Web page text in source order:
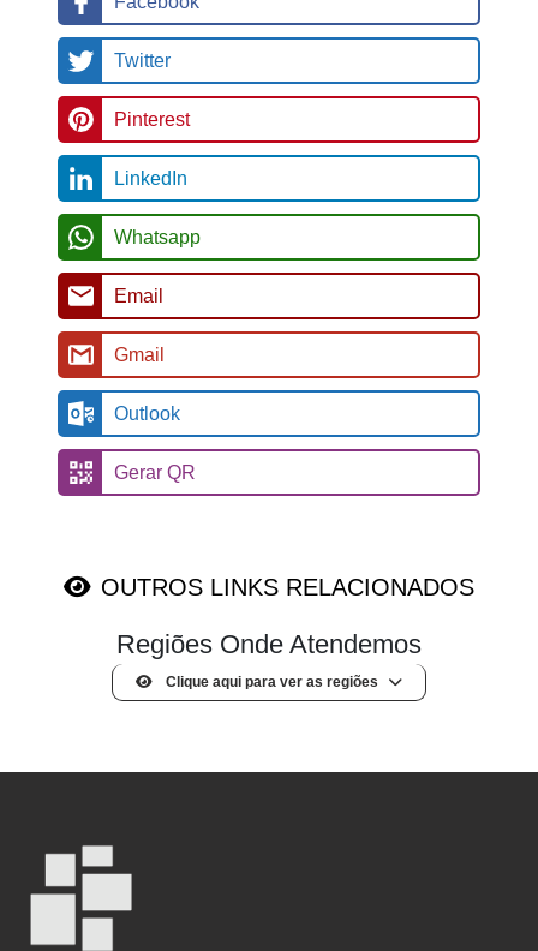
Twitter
Pinterest
LinkedIn
Whatsapp
Email
Gmail
Outlook
Gerar QR
OUTROS LINKS RELACIONADOS
Regiões Onde Atendemos
Clique aqui para ver as regiões